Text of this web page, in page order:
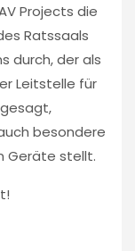
Projects die
Ratssaals
durch, der als
Leitstelle für
besondere
Geräte stellt.